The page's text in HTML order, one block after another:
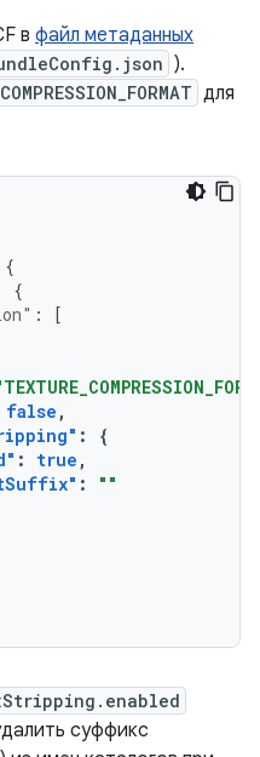
в файл метаданных
).
для
{
{
:
[
false ,
:
{
: true ,
:
""
суффикс